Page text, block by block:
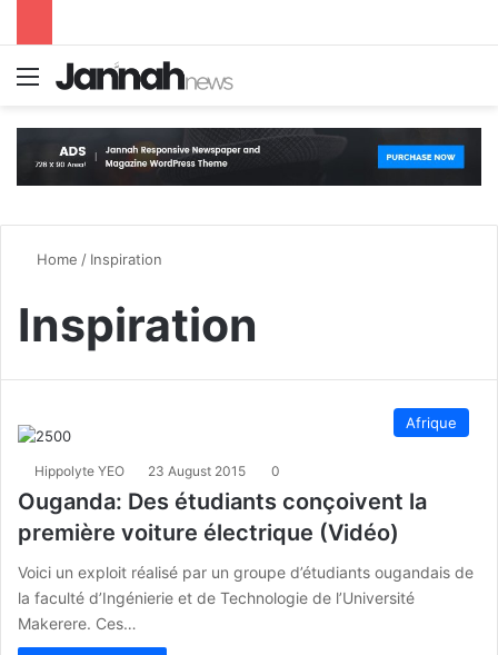
Menu
Home / Inspiration
Inspiration
Afrique
Hippolyte YEO 23 August 2015 0
Ouganda: Des étudiants conçoivent la
première voiture électrique (Vidéo)
Voici un exploit réalisé par un groupe d’étudiants ougandais de
la faculté d’Ingénierie et de Technologie de l’Université
Makerere. Ces…